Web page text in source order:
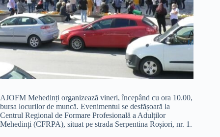
AJOFM Mehedinți organizează vineri, începând cu ora 10.00,
bursa locurilor de muncă. Evenimentul se desfășoară la
Centrul Regional de Formare Profesională a Adulților
Mehedinți (CFRPA), situat pe strada Serpentina Roșiori, nr. 1.